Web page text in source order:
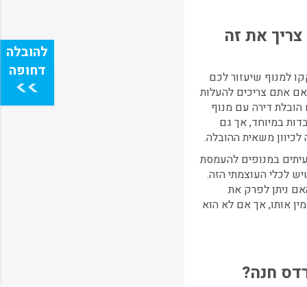
את זה
למנוף שיעזור לכם
אתם צריכים להעלות
דירה עם מנוף
במיוחד, אך גם
משאית ההובלה.
במנופים להעמסת
לכלי העוצמתי הזה.
ניתן לפרק את
אותו, אך אם לא הוא
חנה?